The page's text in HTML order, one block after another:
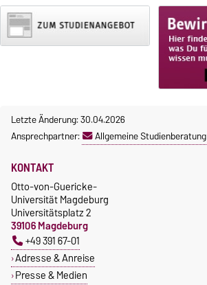
Letzte Änderung: 30.04.2026
Ansprechpartner:
Allgemeine Studienberatung
KONTAKT
Otto-von-Guericke-
Universität Magdeburg
Universitätsplatz 2
39106 Magdeburg
+49 391 67-01
Adresse & Anreise
Presse & Medien